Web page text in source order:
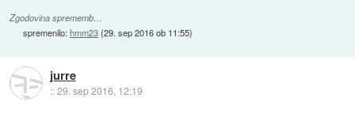
Zgodovina sprememb…
spremenilo:hmm23(29. sep 2016 ob 11:55)
jurre
::29. sep 2016, 12:19